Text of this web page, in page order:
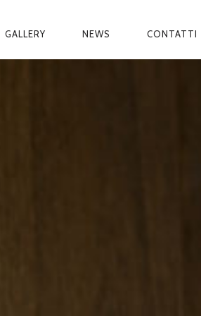
GALLERY NEWS CONTATTI